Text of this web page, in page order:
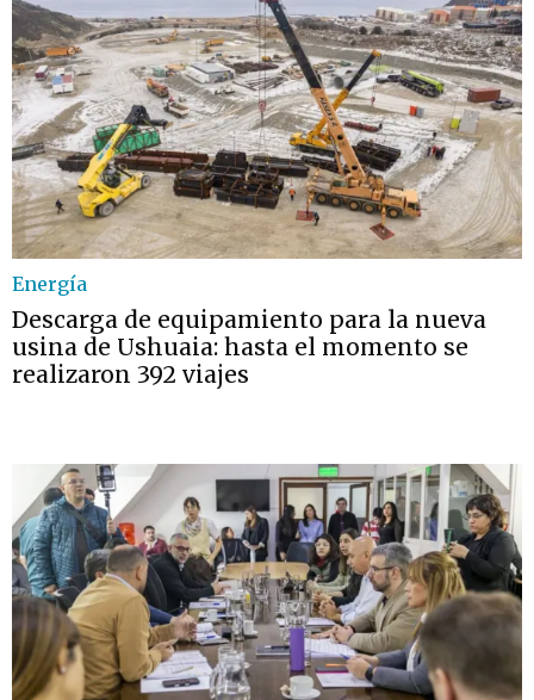
Energía
Descarga de equipamiento para la nueva
usina de Ushuaia: hasta el momento se
realizaron 392 viajes